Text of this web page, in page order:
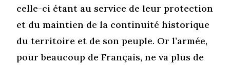
celle-ci étant au service de leur protection
et du maintien de la continuité historique
du territoire et de son peuple. Or l’armée,
pour beaucoup de Français, ne va plus de